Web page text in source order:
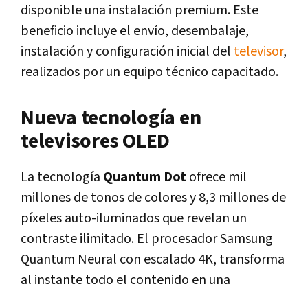
disponible una instalación premium. Este
beneficio incluye el envío, desembalaje,
instalación y configuración inicial del televisor,
realizados por un equipo técnico capacitado.
Nueva tecnología en
televisores OLED
La tecnología Quantum Dotofrece mil
millones de tonos de colores y 8,3 millones de
píxeles auto-iluminados que revelan un
contraste ilimitado. El procesador Samsung
Quantum Neural con escalado 4K, transforma
al instante todo el contenido en una